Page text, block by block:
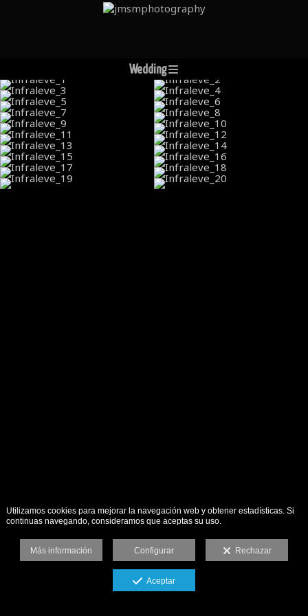
Wedding
Utilizamos cookies para mejorar la navegación web y obtener estadísticas. Si
continuas navegando, consideramos que aceptas su uso.
Más información Configurar Rechazar
Aceptar